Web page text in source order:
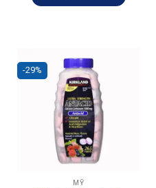
-29%
MỸ